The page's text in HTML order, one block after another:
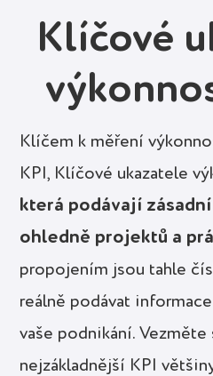
Klíčové
Klíčem k měření
KPI, Klíčové ukazatele
která podávají
ohledně projektů a
propojením jsou tahle
reálně podávat
vaše podnikání. Vezměte
nejzákladnější KPI